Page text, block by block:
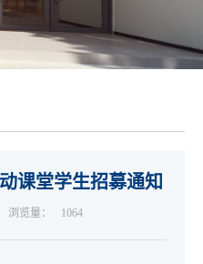
课堂学生招募通知
浏览量： 1064